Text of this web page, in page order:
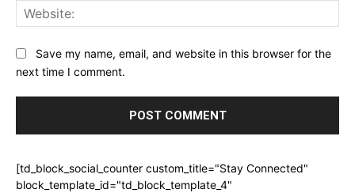
Save my name, email, and website in this browser for the
next time I comment.
[td_block_social_counter custom_title="Stay Connected"
block_template_id="td_block_template_4"